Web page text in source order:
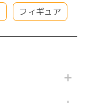
フィギュア